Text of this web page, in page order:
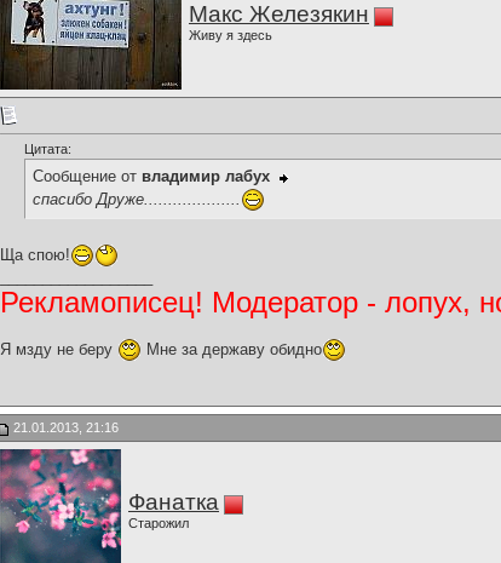
Макс Железякин
Живу я здесь
Цитата:
Сообщение от владимир лабух
спасибо Друже....................
Ща спою!
Рекламописец! Модератор - лопух,
Я мзду не беру Мне за державу обидно
21.01.2013, 21:16
Фанатка
Старожил